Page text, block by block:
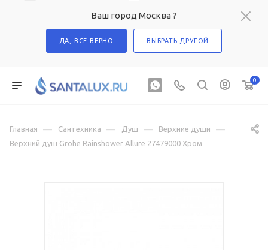
Ваш город Москва ?
ДА, ВСЕ ВЕРНО ВЫБРАТЬ ДРУГОЙ
0
Главная — Сантехника — Душ — Верхние души —
Верхний душ Grohe Rainshower Allure 27479000 Хром